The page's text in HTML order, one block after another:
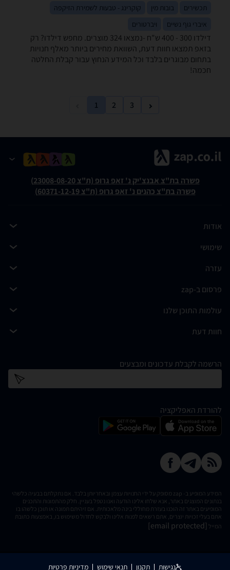
תכשירים
בובות מין
קוקרינג - טבעות לשמירת הזיקפה
איברי גוף נשיים
ויברטורים
דילדו ‏300 - 400 ‏ש"ח -נמצאו 324 מוצרים. מחפש דילדו? רק
בזאפ תמצאו חוות דעת, השוואת מחירים ביותר מאלף חנויות
בתחום מבוגרים בלבד וכל המידע הנחוץ עבור קבלת החלטה
חכמה!
1 2 3
פשרה בת"צ אבנצ'יק נ' זאפ גרופ (ת"צ 23008-08-20)
פשרה בת"צ כהנים נ' זאפ גרופ (ת"צ 60371-12-19)
אודות
שימושי
עזרה
פרסום ב-zap
עולמות התוכן שלנו
חוות דעת
הרשמה לקבלת עדכונים ומבצעים
להורדת האפליקציה
המידע המופיע ב- zap מסופק על ידי החנויות עצמן ובאחריותן בלבד. אם נתקלתם בבעיה כלשהי
בנתונים המוצגים באתר, אנא שלחו אלינו הודעה ואנו נטפל בעניין. חלק מהתמונות והתכנים
המופיעים באתר זה הוכנו בעזרת מחוללי בינה מלאכותית. אם זיהיתם תמונה או תוכן כלשהו בו
אתם בעלי זכויות יוצרים, אתם רשאים לפנות אלינו ולבקש לחדול משימוש בו, באמצעות כתובת
המייל [email protected]
נגישות תקנון תנאי שימוש מדיניות פרטיות